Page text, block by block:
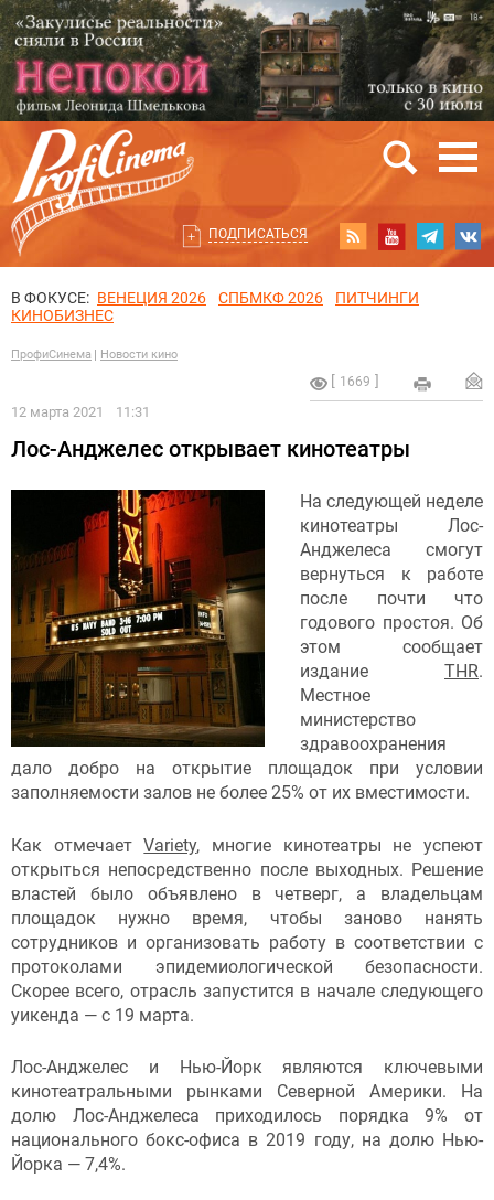
ПОДПИСАТЬСЯ
В ФОКУСЕ: ВЕНЕЦИЯ 2026 СПБМКФ 2026
ПИТЧИНГИ
КИНОБИЗНЕС
ПрофиСинема Новости кино
1669
12 марта 2021 11:31
Лос-Анджелес открывает кинотеатры
На следующей неделе
кинотеатры Лос-
Анджелеса смогут
вернуться к работе
после почти что
годового простоя. Об
этом сообщает
издание THR.
Местное
министерство
здравоохранения
дало добро на открытие площадок при условии
заполняемости залов не более 25% от их вместимости.
Как отмечаетVariety, многие кинотеатры не успеют
открыться непосредственно после выходных. Решение
властей было объявлено в четверг, а владельцам
площадок нужно время, чтобы заново нанять
сотрудников и организовать работу в соответствии с
протоколами эпидемиологической безопасности.
Скорее всего, отрасль запустится в начале следующего
уикенда — с 19 марта.
Лос-Анджелес и Нью-Йорк являются ключевыми
кинотеатральными рынками Северной Америки. На
долю Лос-Анджелеса приходилось порядка 9% от
национального бокс-офиса в 2019 году, на долю Нью-
Йорка — 7,4%.